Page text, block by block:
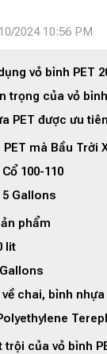
2024 10:56 PM
vỏ bình PET
trọng của vỏ
PET được ưu
mà Bầu Trời
100-110
5 Gallons
phẩm
lit
chai, bình nhựa
trội của vỏ bình